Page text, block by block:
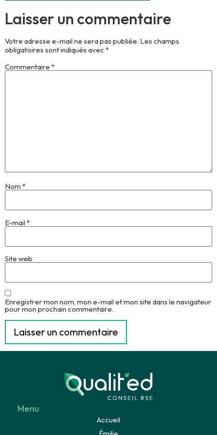
Laisser un commentaire
Votre adresse e-mail ne sera pas publiée. Les champs
obligatoires sont indiqués avec *
Commentaire *
Nom *
E-mail *
Site web
Enregistrer mon nom, mon e-mail et mon site dans le navigateur
pour mon prochain commentaire.
Menu
Accueil